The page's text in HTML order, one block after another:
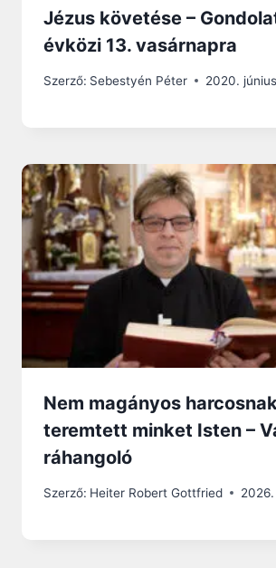
Jézus követése –
évközi 13. vasárnapra
Szerző: Sebestyén Péter 2020.
Nem magányos
teremtett minket Isten –
ráhangoló
Szerző: Heiter Robert Gottfried